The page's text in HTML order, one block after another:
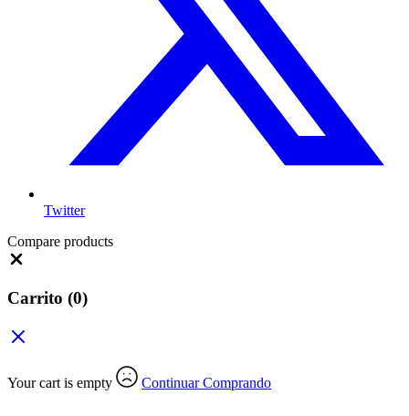
Twitter
Compare products
Carrito (0)
Your cart is empty Continuar Comprando